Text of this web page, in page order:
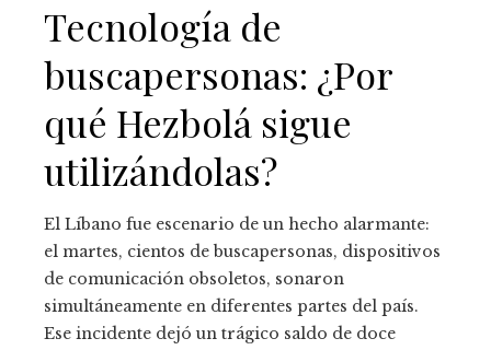
Tecnología de
buscapersonas: ¿Por
qué Hezbolá sigue
utilizándolas?
El Líbano fue escenario de un hecho alarmante:
el martes, cientos de buscapersonas, dispositivos
de comunicación obsoletos, sonaron
simultáneamente en diferentes partes del país.
Ese incidente dejó un trágico saldo de doce